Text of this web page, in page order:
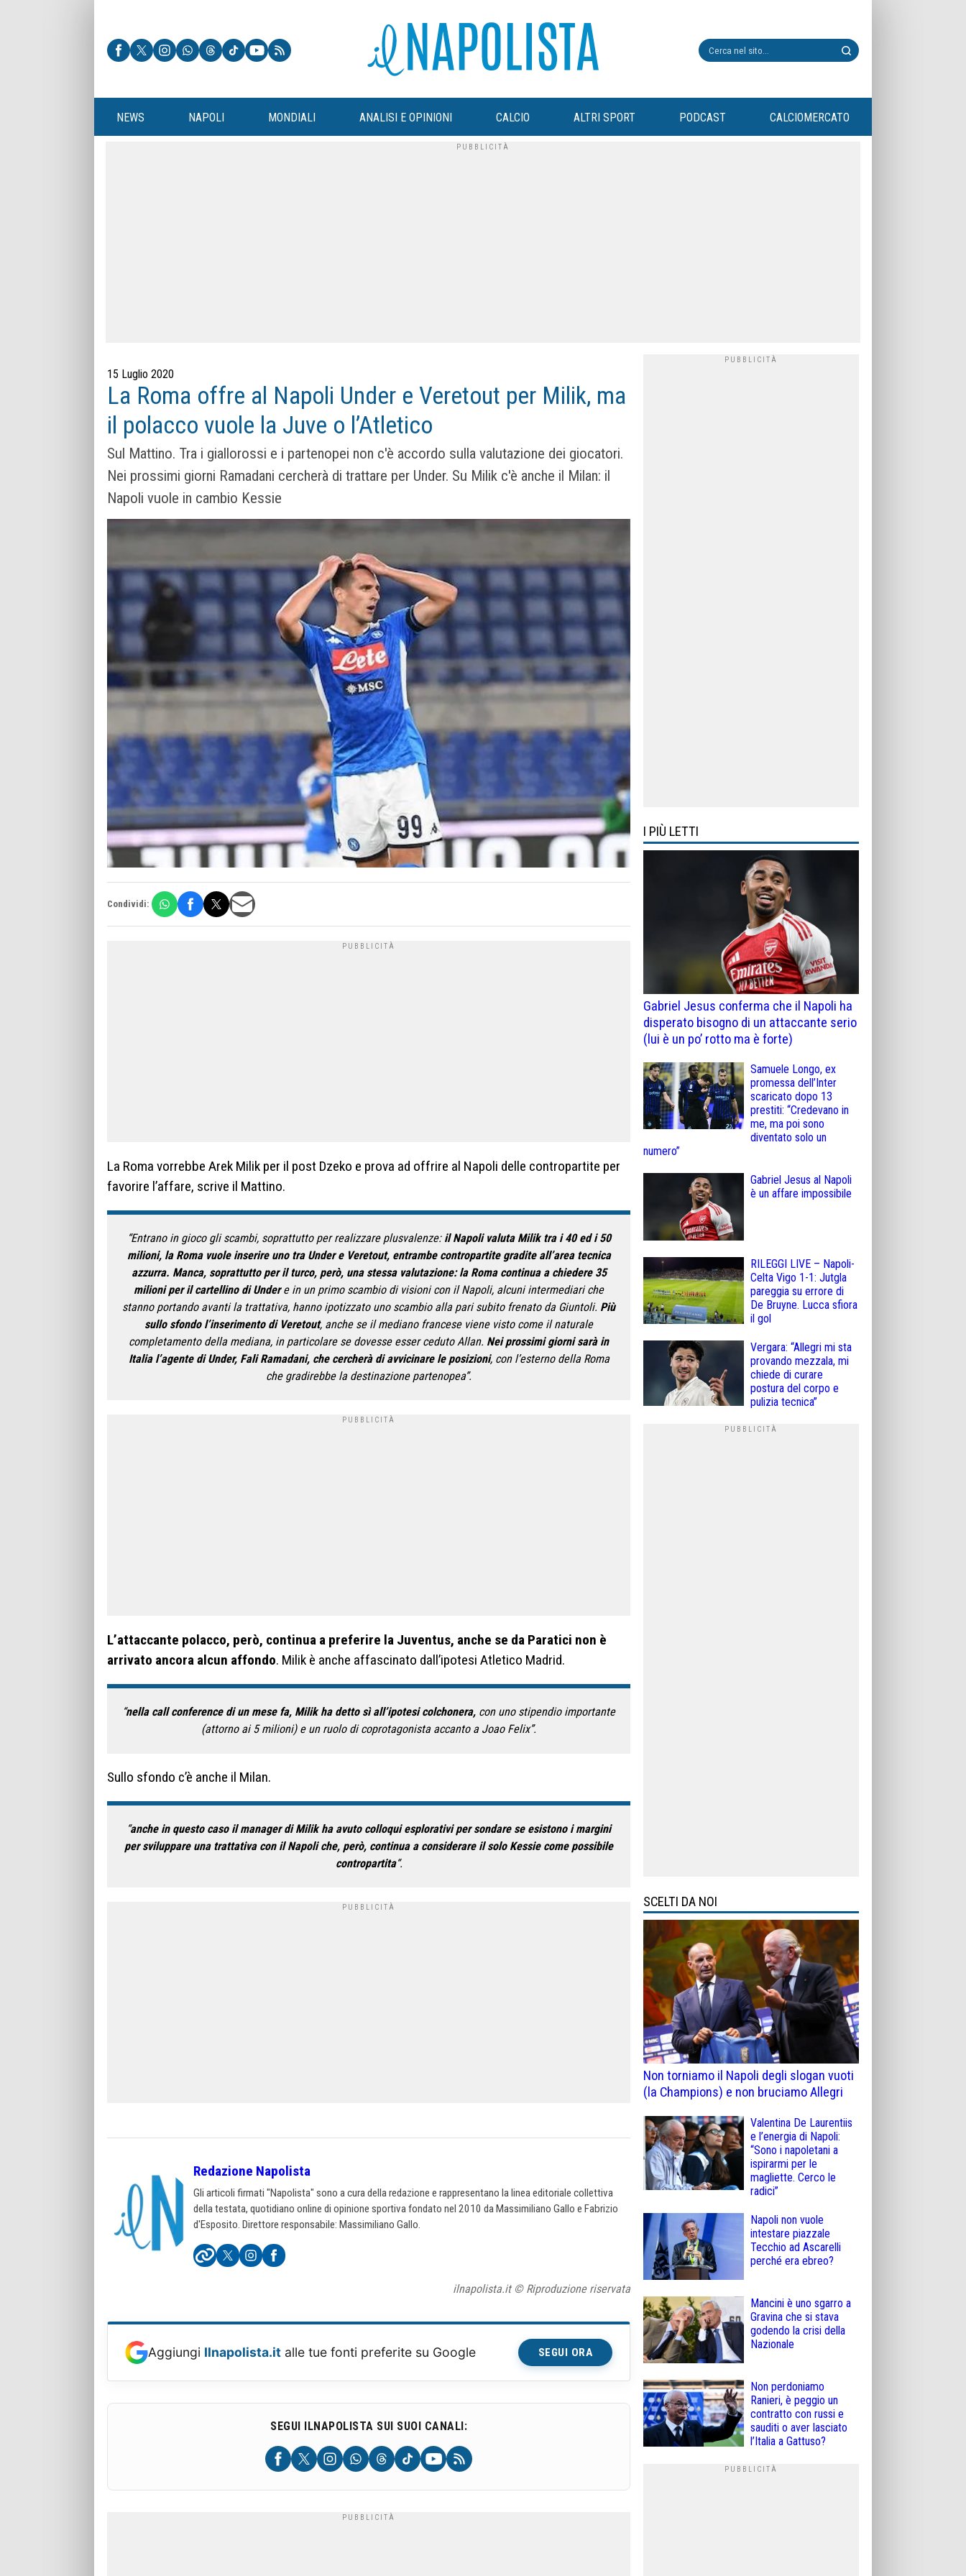
NEWS NAPOLI MONDIALI ANALISI E OPINIONI CALCIO ALTRI SPORT PODCAST CALCIOMERCATO
15 Luglio 2020
La Roma offre al Napoli Under e Veretout per Milik, ma
il polacco vuole la Juve o l’Atletico
Sul Mattino. Tra i giallorossi e i partenopei non c'è accordo sulla valutazione dei giocatori.
Nei prossimi giorni Ramadani cercherà di trattare per Under. Su Milik c'è anche il Milan: il
Napoli vuole in cambio Kessie
Condividi:
La Roma vorrebbe Arek Milik per il post Dzeko e prova ad offrire al Napoli delle contropartite per
favorire l’affare, scrive il Mattino.
“Entrano in gioco gli scambi, soprattutto per realizzare plusvalenze: il Napoli valuta Milik tra i 40 ed i 50
milioni, la Roma vuole inserire uno tra Under e Veretout, entrambe contropartite gradite all’area tecnica
azzurra. Manca, soprattutto per il turco, però, una stessa valutazione: la Roma continua a chiedere 35
milioni per il cartellino di Undere in un primo scambio di visioni con il Napoli, alcuni intermediari che
stanno portando avanti la trattativa, hanno ipotizzato uno scambio alla pari subito frenato da Giuntoli. Più
sullo sfondo l’inserimento di Veretout, anche se il mediano francese viene visto come il naturale
completamento della mediana, in particolare se dovesse esser ceduto Allan. Nei prossimi giorni sarà in
Italia l’agente di Under, Fali Ramadani, che cercherà di avvicinare le posizioni, con l’esterno della Roma
che gradirebbe la destinazione partenopea”.
L’attaccante polacco, però, continua a preferire la Juventus, anche se da Paratici non è
arrivato ancora alcun affondo. Milik è anche affascinato dall’ipotesi Atletico Madrid.
“nella call conference di un mese fa, Milik ha detto sì all’ipotesi colchonera, con uno stipendio importante
(attorno ai 5 milioni) e un ruolo di coprotagonista accanto a Joao Felix”.
Sullo sfondo c’è anche il Milan.
“anche in questo caso il manager di Milik ha avuto colloqui esplorativi per sondare se esistono i margini
per sviluppare una trattativa con il Napoli che, però, continua a considerare il solo Kessie come possibile
contropartita“.
Redazione Napolista
Gli articoli firmati "Napolista" sono a cura della redazione e rappresentano la linea editoriale collettiva
della testata, quotidiano online di opinione sportiva fondato nel 2010 da Massimiliano Gallo e Fabrizio
d'Esposito. Direttore responsabile: Massimiliano Gallo.
ilnapolista.it © Riproduzione riservata
Aggiungi Ilnapolista.it alle tue fonti preferite su Google SEGUI ORA
SEGUI ILNAPOLISTA SUI SUOI CANALI:
I PIÙ LETTI
Gabriel Jesus conferma che il Napoli ha
disperato bisogno di un attaccante serio
(lui è un po’ rotto ma è forte)
Samuele Longo, ex
promessa dell’Inter
scaricato dopo 13
prestiti: “Credevano in
me, ma poi sono
diventato solo un
numero”
Gabriel Jesus al Napoli
è un affare impossibile
RILEGGI LIVE – Napoli-
Celta Vigo 1-1: Jutgla
pareggia su errore di
De Bruyne. Lucca sfiora
il gol
Vergara: “Allegri mi sta
provando mezzala, mi
chiede di curare
postura del corpo e
pulizia tecnica”
SCELTI DA NOI
Non torniamo il Napoli degli slogan vuoti
(la Champions) e non bruciamo Allegri
Valentina De Laurentiis
e l’energia di Napoli:
“Sono i napoletani a
ispirarmi per le
magliette. Cerco le
radici”
Napoli non vuole
intestare piazzale
Tecchio ad Ascarelli
perché era ebreo?
Mancini è uno sgarro a
Gravina che si stava
godendo la crisi della
Nazionale
Non perdoniamo
Ranieri, è peggio un
contratto con russi e
sauditi o aver lasciato
l’Italia a Gattuso?